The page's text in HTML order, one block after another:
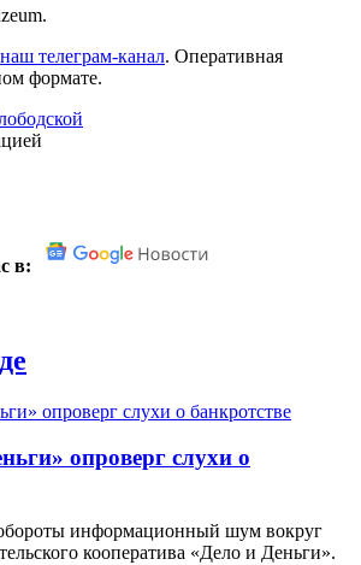
наш телеграм-канал. Оперативная
формате.
в:
опроверг слухи о
информационный шум вокруг
кооператива «Дело и Деньги».